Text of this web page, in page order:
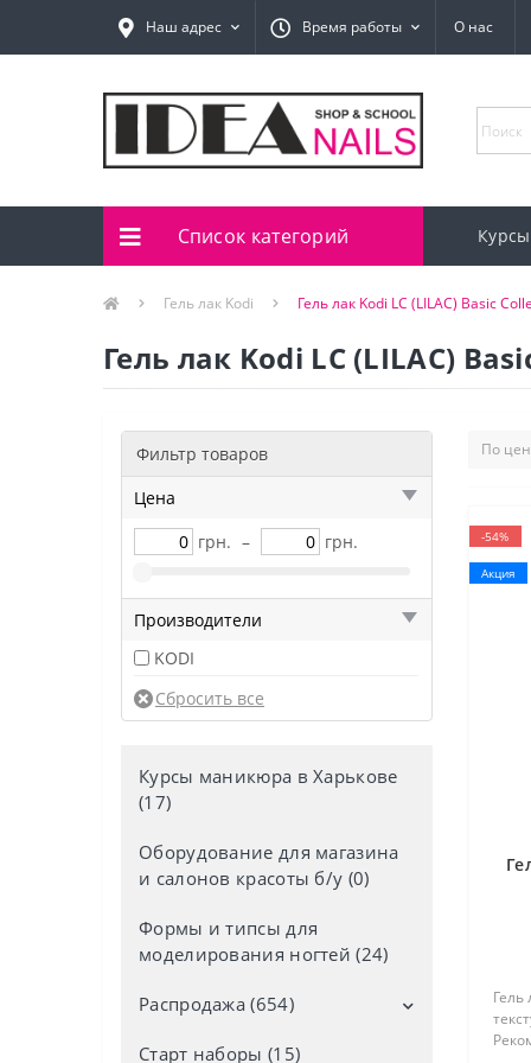
Наш адрес Время работы О нас
Список категорий
Гель лак Kodi Гель лак Kodi LC (LILAC) Basic
Гель лак Kodi LC (LILAC)
Фильтр товаров
Цена
грн. – грн.
Производители
KODI
Курсы маникюра в Харькове
(17)
Оборудование для магазина
и салонов красоты б/у (0)
Формы и типсы для
моделирования ногтей (24)
Распродажа (654)
Дезинфекторы со скидкой (4)
Старт наборы (15)
-54%
Акция
Гель